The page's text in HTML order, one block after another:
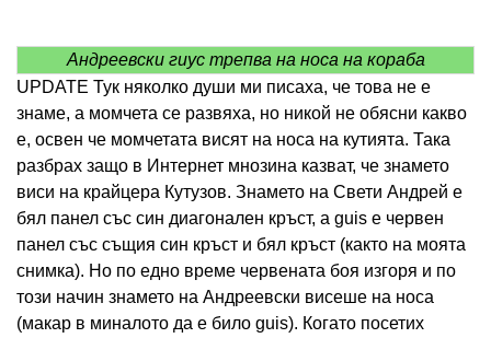
Андреевски гиус трепва на носа на кораба
UPDATE Тук няколко души ми писаха, че това не е
знаме, а момчета се развяха, но никой не обясни какво
е, освен че момчетата висят на носа на кутията. Така
разбрах защо в Интернет мнозина казват, че знамето
виси на крайцера Кутузов. Знамето на Свети Андрей е
бял панел със син диагонален кръст, а guis е червен
панел със същия син кръст и бял кръст (както на моята
снимка). Но по едно време червената боя изгоря и по
този начин знамето на Андреевски висеше на носа
(макар в миналото да е било guis). Когато посетих